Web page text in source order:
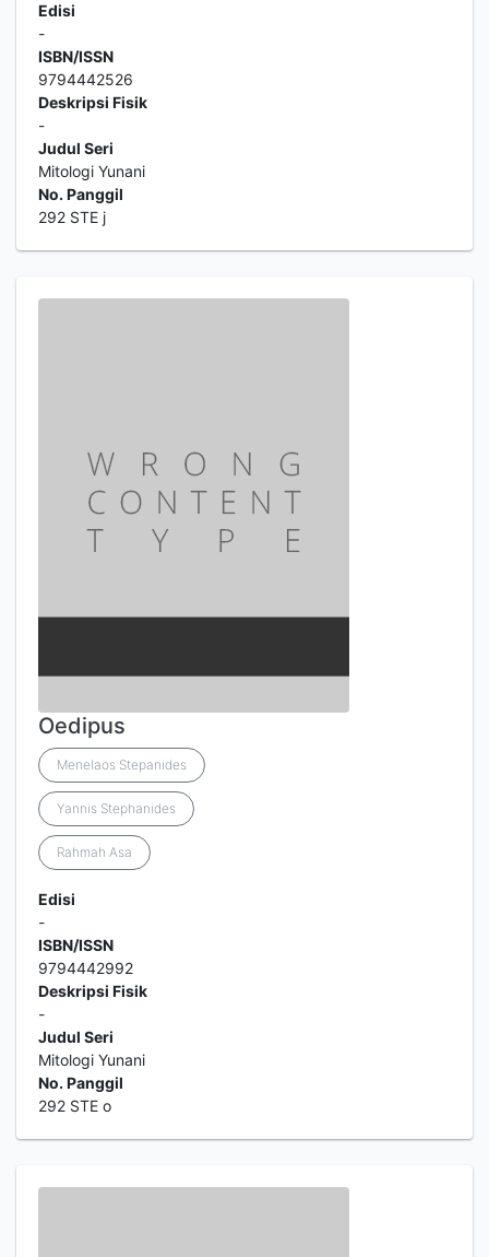
Edisi
-
ISBN/ISSN
9794442526
Deskripsi Fisik
-
Judul Seri
Mitologi Yunani
No. Panggil
292 STE j
Oedipus
Menelaos Stepanides
Yannis Stephanides
Rahmah Asa
Edisi
-
ISBN/ISSN
9794442992
Deskripsi Fisik
-
Judul Seri
Mitologi Yunani
No. Panggil
292 STE o